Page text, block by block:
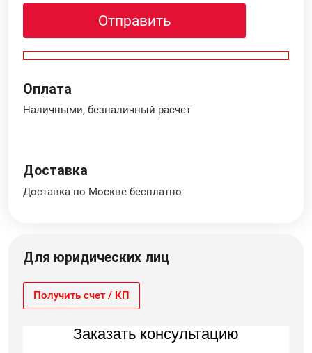
Отправить
Оплата
Наличными, безналичный расчет
Доставка
Доставка по Москве бесплатно
Для юридических лиц
Получить счет / КП
Заказать консультацию